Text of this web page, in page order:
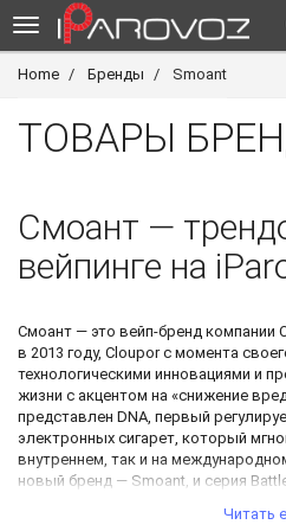
Home Бренды Smoant
ТОВАРЫ
Смоант —
вейпинге на
Смоант — это вейп-бренд компании
в 2013 году, Cloupor с момента
технологическими инновациями и
жизни с акцентом на «снижение
представлен DNA, первый
электронных сигарет, который
внутреннем, так и на
новый бренд — Smoant, и серия
Читать